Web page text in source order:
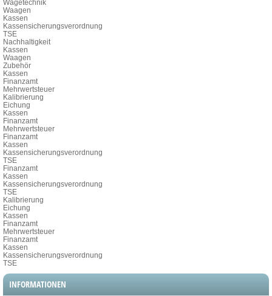
Wägetechnik
Waagen
Kassen
Kassensicherungsverordnung
TSE
Nachhaltigkeit
Kassen
Waagen
Zubehör
Kassen
Finanzamt
Mehrwertsteuer
Kalibrierung
Eichung
Kassen
Finanzamt
Mehrwertsteuer
Finanzamt
Kassen
Kassensicherungsverordnung
TSE
Finanzamt
Kassen
Kassensicherungsverordnung
TSE
Kalibrierung
Eichung
Kassen
Finanzamt
Mehrwertsteuer
Finanzamt
Kassen
Kassensicherungsverordnung
TSE
INFORMATIONEN